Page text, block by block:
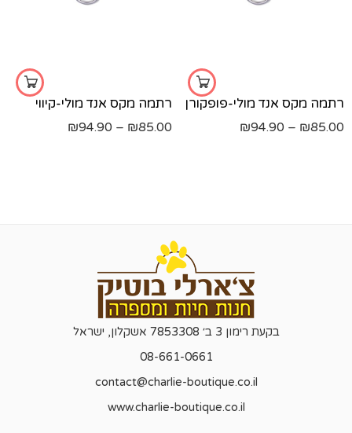
רתמה מקס אנד מולי-פופקורן
₪85.00
–
₪94.90
רתמה מקס אנד מולי-קיווי
₪85.00
–
₪94.90
בקעת רימון 3 ב׳ 7853308 אשקלון, ישראל
08-661-0661
contact@charlie-boutique.co.il
www.charlie-boutique.co.il